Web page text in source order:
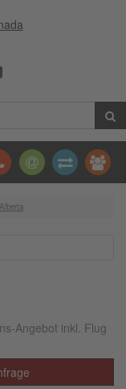
Angebot inkl. Flug